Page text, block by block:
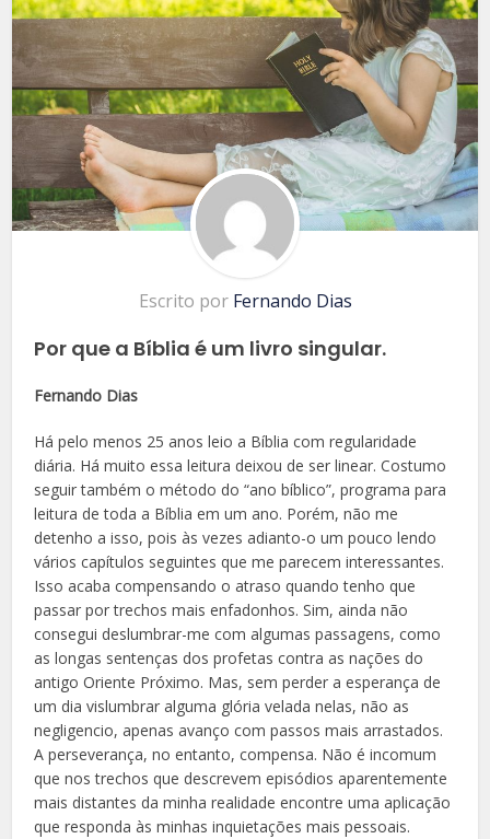
Escrito por Fernando Dias
Por que a Bíblia é um livro singular.
Fernando Dias
Há pelo menos 25 anos leio a Bíblia com regularidade
diária. Há muito essa leitura deixou de ser linear. Costumo
seguir também o método do “ano bíblico”, programa para
leitura de toda a Bíblia em um ano. Porém, não me
detenho a isso, pois às vezes adianto-o um pouco lendo
vários capítulos seguintes que me parecem interessantes.
Isso acaba compensando o atraso quando tenho que
passar por trechos mais enfadonhos. Sim, ainda não
consegui deslumbrar-me com algumas passagens, como
as longas sentenças dos profetas contra as nações do
antigo Oriente Próximo. Mas, sem perder a esperança de
um dia vislumbrar alguma glória velada nelas, não as
negligencio, apenas avanço com passos mais arrastados.
A perseverança, no entanto, compensa. Não é incomum
que nos trechos que descrevem episódios aparentemente
mais distantes da minha realidade encontre uma aplicação
que responda às minhas inquietações mais pessoais.